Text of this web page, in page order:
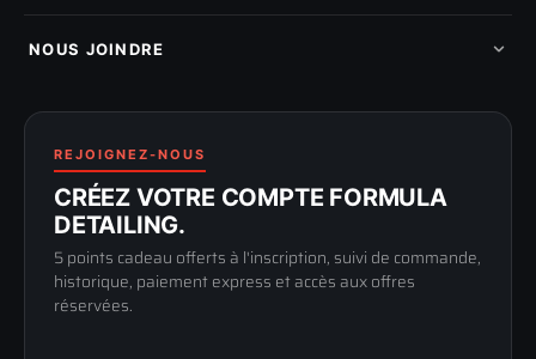
Mon parrainage
Programme fidelite
Compte pro
Politique de retour
Conditions générales
Mentions légales
Confidentialité
NOUS JOINDRE
89100 SENS
03 73 61 02 02
Lun-Ven
9h-12h / 14h-17h
REJOIGNEZ-NOUS
CRÉEZ VOTRE COMPTE FORMULA
DETAILING.
5 points cadeau offerts à l'inscription, suivi de commande,
historique, paiement express et accès aux offres
réservées.